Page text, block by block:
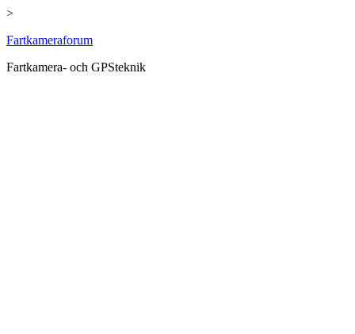
>
Hoppa
innehåll
Fartkameraforum
Fartkamera- och GPSteknik